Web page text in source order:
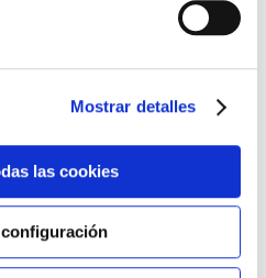
Mostrar detalles
las cookies
base agua. En zonas de
con placas, silestone,
dañaría el papel. Su
pared y tira en seco, sin
sencilla.